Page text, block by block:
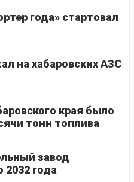
года» стартовал
на хабаровских АЗС
края было
тонн топлива
завод
2032 года